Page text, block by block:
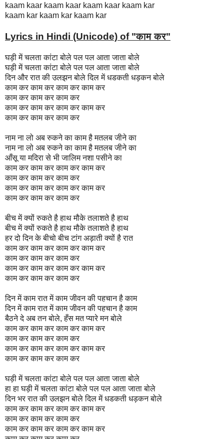
kaam kaar kaam kaar kaam kaar kaam kar
kaam kar kaam kar kaam kar
Lyrics in Hindi (Unicode) of "काम कर"
घड़ी में चलता कांटा बोले पल पल आता जाता बोले
घड़ी में चलता कांटा बोले पल पल आता जाता बोले
दिन और रात की उलझन बोले दिल में धडकती धड़कन बोले
काम कर काम कर काम कर काम कर
काम कर काम कर काम कर
काम कर काम कर काम कर काम कर
काम कर काम कर काम कर
नाम ना लो अब रुकने का काम है मतलब जीने का
नाम ना लो अब रुकने का काम है मतलब जीने का
आँसू या मदिरा से भी जालिम नशा पसीने का
काम कर काम कर काम कर काम कर
काम कर काम कर काम कर
काम कर काम कर काम कर काम कर
काम कर काम कर काम कर
बीच में क्यों रुकते है हाथ मौके तलाशते है हाथ
बीच में क्यों रुकते है हाथ मौके तलाशते है हाथ
हर दो दिन के बीचो बीच टांग अड़ाती क्यों है रात
काम कर काम कर काम कर काम कर
काम कर काम कर काम कर
काम कर काम कर काम कर काम कर
काम कर काम कर काम कर
दिन में काम रात में काम जीवन की पहचान है काम
दिन में काम रात में काम जीवन की पहचान है काम
बैठने दे अब तन बोले, हँस मत प्यारे मन बोले
काम कर काम कर काम कर काम कर
काम कर काम कर काम कर
काम कर काम कर काम कर काम कर
काम कर काम कर काम कर
घड़ी में चलता कांटा बोले पल पल आता जाता बोले
हा हा घड़ी में चलता कांटा बोले पल पल आता जाता बोले
दिन भर रात की उलझन बोले दिल में धडकती धड़कन बोले
काम कर काम कर काम कर काम कर
काम कर काम कर काम कर
काम कर काम कर काम कर काम कर